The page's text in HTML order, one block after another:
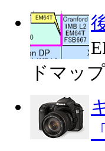
ドマップ